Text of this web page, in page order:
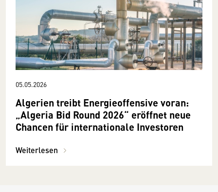
05.05.2026
Algerien treibt Energieoffensive voran:
„Algeria Bid Round 2026“ eröffnet neue
Chancen für internationale Investoren
Weiterlesen